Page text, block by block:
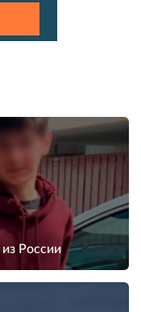
из России